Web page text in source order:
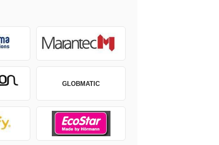
GLOBMATIC